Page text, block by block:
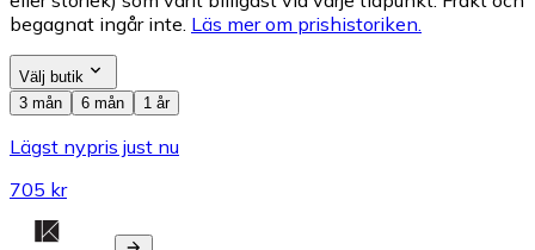
begagnat ingår inte. Läs mer om prishistoriken.
Välj butik
3 mån
6 mån 1 år
Lägst nypris just nu
705 kr